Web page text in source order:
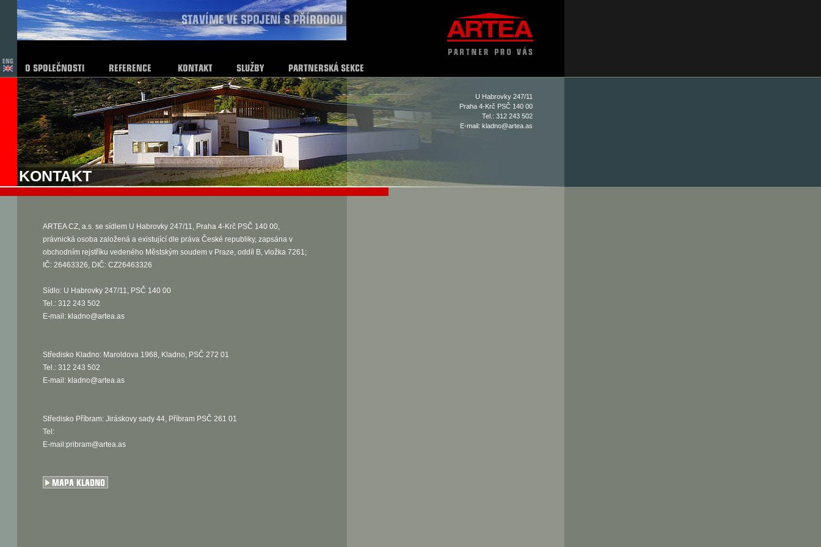
KONTAKT
U Habrovky 247/11
Praha 4-Krč PSČ 140 00
Tel.: 312 243 502
E-mail: kladno@artea.as
ARTEA CZ, a.s. se sídlem U Habrovky 247/11, Praha 4-Krč PSČ 140 00,
právnická osoba založená a existující dle práva České republiky, zapsána v
obchodním rejstříku vedeného Městským soudem v Praze, oddíl B, vložka 7261;
IČ: 26463326, DIČ: CZ26463326
Sídlo: U Habrovky 247/11, PSČ 140 00
Tel.: 312 243 502
E-mail: kladno@artea.as
Středisko Kladno: Maroldova 1968, Kladno, PSČ 272 01
Tel.: 312 243 502
E-mail: kladno@artea.as
Středisko Příbram: Jiráskovy sady 44, Příbram PSČ 261 01
Tel:
E-mail:pribram@artea.as